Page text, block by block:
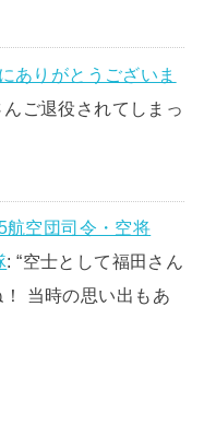
ありがとうございま
ご退役されてしまっ
航空団司令・空将
: “空士として福田さん
当時の思い出もあ